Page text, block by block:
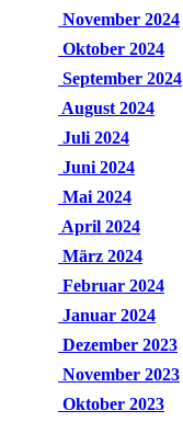
November 2024
Oktober 2024
September 2024
August 2024
Juli 2024
Juni 2024
Mai 2024
April 2024
März 2024
Februar 2024
Januar 2024
Dezember 2023
November 2023
Oktober 2023